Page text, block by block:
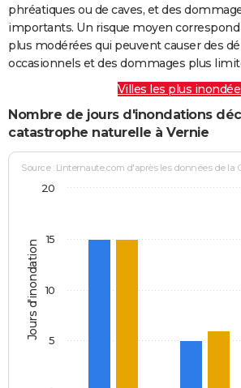
phréatiques ou de caves, et des
importants. Un risque moyen
plus modérées qui peuvent causer des
occasionnels et des dommages plus
Villes les plus
Nombre de jours d'inondations
catastrophe naturelle à Vernie
Jours d'inondation
Source : Linternaute.com d'après les données de la
5
10
15
20